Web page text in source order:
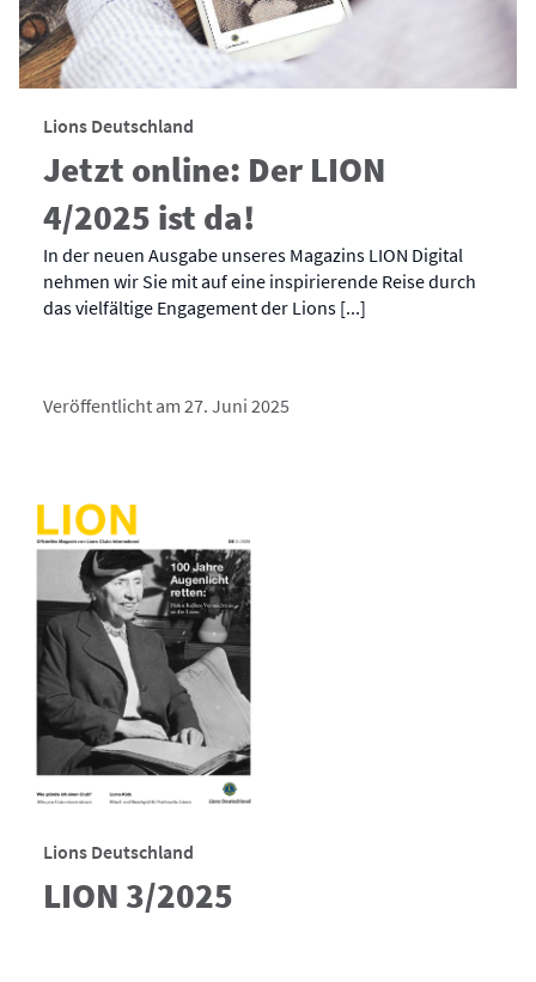
Lions Deutschland
Jetzt online: Der LION
4/2025 ist da!
In der neuen Ausgabe unseres Magazins LION Digital
nehmen wir Sie mit auf eine inspirierende Reise durch
das vielfältige Engagement der Lions [...]
Veröffentlicht am 27. Juni 2025
Lions Deutschland
LION 3/2025